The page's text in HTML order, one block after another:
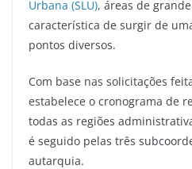
Urbana (SLU), áreas de
característica de surgir de
pontos diversos.
Com base nas solicitações
estabelece o cronograma de
todas as regiões
é seguido pelas três
autarquia.